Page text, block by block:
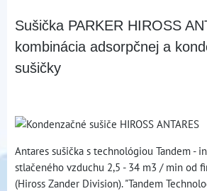
Sušička PARKER HIROSS
kombinácia adsorpčnej a
sušičky
Antares sušička s technológiou Tandem -
stlačeného vzduchu 2,5 - 34 m3 / min od
(Hiross Zander Division). "Tandem